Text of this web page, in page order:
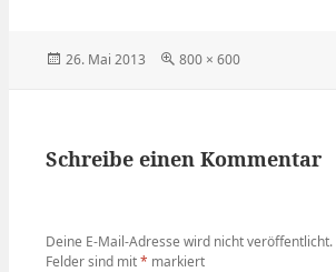
Veröffentlicht
26. Mai 2013
Volle
800 × 600
Schreibe einen Kommentar
Deine E-Mail-Adresse wird nicht veröffentlicht.
Felder sind mit* markiert